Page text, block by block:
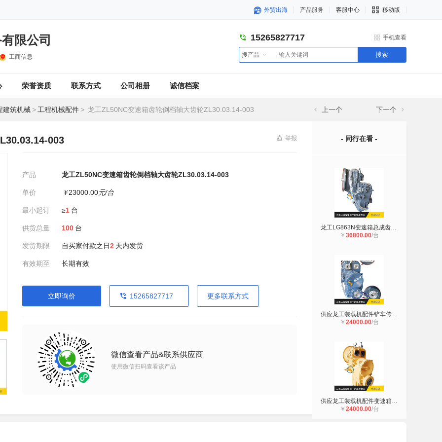
外贸出海 产品服务 客服中心 移动版
限公司
工商信息
15265827717 手机查看
搜产品 搜索
荣誉资质 联系方式 公司相册 诚信档案
建筑机械 > 工程机械配件 > 龙工ZL50NC变速箱齿轮倒档轴大齿轮ZL30.03.14-003 上一个 下一个
003 举报
产品 龙工ZL50NC变速箱齿轮倒档轴大齿轮ZL30.03.14-003
单价 ￥23000.00元/台
最小起订 ≥1 台
供货总量 100 台
发货期限 自买家付款之日2 天内发货
有效期至 长期有效
立即询价 15265827717 更多联系方式
微信查看产品&联系供应商
使用微信扫码查看该产品
- 同行在看 -
龙工LG863N变速箱总成齿轮倒档轴小齿
￥ 36800.00/台
供应龙工装载机配件铲车传动轴十字轴
￥ 24000.00/台
供应龙工装载机配件变速箱 装载机驱
￥ 24000.00/台